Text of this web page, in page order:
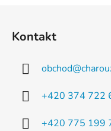
Kontakt
obchod@
+420 374 722
+420 775 199